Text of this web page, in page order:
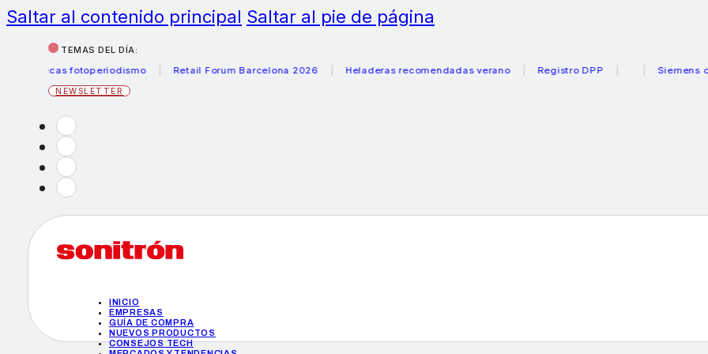
Saltar al contenido principal Saltar al pie de página
TEMAS DEL DÍA:
becas fotoperiodismo
Retail Forum Barcelona 2026 Heladeras recomendadas verano Registro DPP Siemens cajón
NEWSLETTER
INICIO
EMPRESAS
GUÍA DE COMPRA
NUEVOS PRODUCTOS
CONSEJOS TECH